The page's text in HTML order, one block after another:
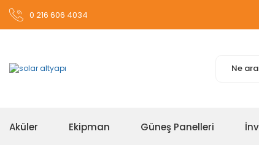
0 216 606 4034
Aküler Ekipman Güneş Panelleri